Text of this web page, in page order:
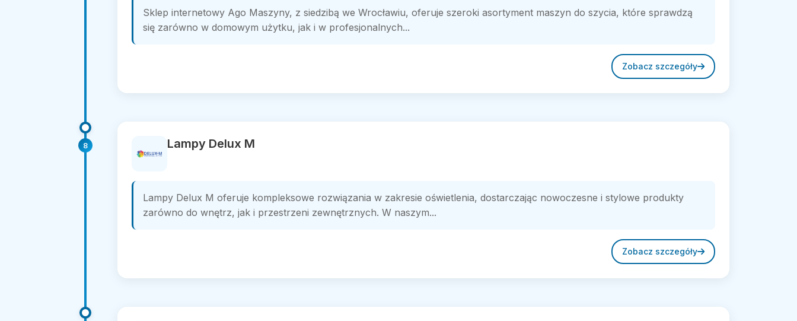
Sklep internetowy Ago Maszyny, z siedzibą we Wrocławiu, oferuje szeroki asortyment maszyn do szycia, które sprawdzą
się zarówno w domowym użytku, jak i w profesjonalnych...
Zobacz szczegóły
8 Lampy Delux M
Lampy Delux M oferuje kompleksowe rozwiązania w zakresie oświetlenia, dostarczając nowoczesne i stylowe produkty
zarówno do wnętrz, jak i przestrzeni zewnętrznych. W naszym...
Zobacz szczegóły